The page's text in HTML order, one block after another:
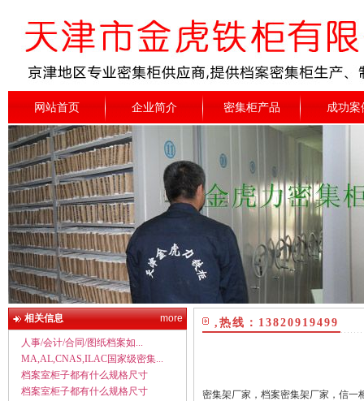
网站首页 企业简介 密集柜产品 成功案
more
相关信息
人事/会计/合同/图纸档案如...
MA,AL,CNAS,ILAC国家级密集...
档案室柜子都有什么规格尺寸
档案室柜子都有什么规格尺寸
,热线：13820919499
密集架厂家，档案密集架厂家，信一